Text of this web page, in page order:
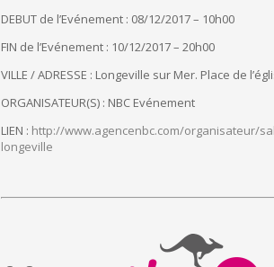
DEBUT de l’Evénement : 08/12/2017 – 10h00
FIN de l’Evénement : 10/12/2017 – 20h00
VILLE / ADRESSE : Longeville sur Mer. Place de
ORGANISATEUR(S) : NBC Evénement
LIEN : http://www.agencenbc.com/organisateur/
longeville